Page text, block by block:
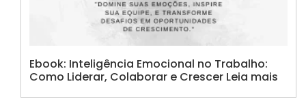
Ebook: Inteligência Emocional no Trabalho:
Como Liderar, Colaborar e Crescer Leia mais